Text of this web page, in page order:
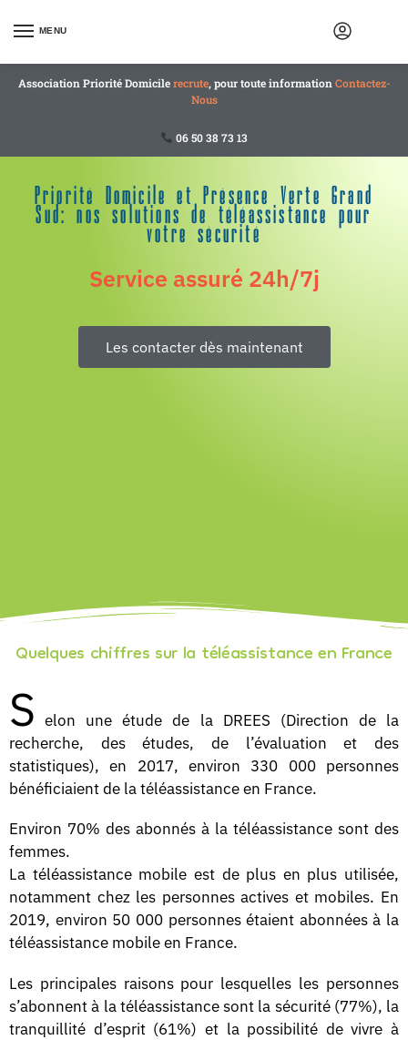
MENU
Association Priorité Domicilerecrute, pour toute information Contactez-
Nous
06 50 38 73 13
Priorité Domicile et Présence Verte Grand
Sud: nos solutions de téléassistance pour
votre sécurité
Service assuré 24h/7j
Les contacter dès maintenant
Quelques chiffres sur la téléassistance en France
S elon une étude de la DREES (Direction de la
recherche, des études, de l’évaluation et des
statistiques), en 2017, environ 330 000 personnes
bénéficiaient de la téléassistance en France.
Environ 70% des abonnés à la téléassistance sont des
femmes.
La téléassistance mobile est de plus en plus utilisée,
notamment chez les personnes actives et mobiles. En
2019, environ 50 000 personnes étaient abonnées à la
téléassistance mobile en France.
Les principales raisons pour lesquelles les personnes
s’abonnent à la téléassistance sont la sécurité (77%), la
tranquillité d’esprit (61%) et la possibilité de vivre à